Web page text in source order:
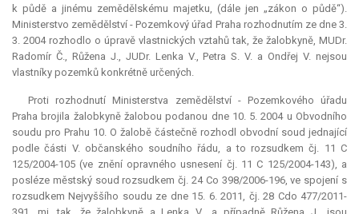
k půdě a jinému zemědělskému majetku, (dále jen „zákon o půdě“).
Ministerstvo zemědělství - Pozemkový úřad Praha rozhodnutím ze dne 3.
3. 2004 rozhodlo o úpravě vlastnických vztahů tak, že žalobkyně, MUDr.
Radomír Č., Růžena J., JUDr. Lenka V., Petra S. V. a Ondřej V. nejsou
vlastníky pozemků konkrétně určených.
Proti rozhodnutí Ministerstva zemědělství - Pozemkového úřadu
Praha brojila žalobkyně žalobou podanou dne 10. 5. 2004 u Obvodního
soudu pro Prahu 10. O žalobě částečně rozhodl obvodní soud jednající
podle části V. občanského soudního řádu, a to rozsudkem čj. 11 C
125/2004-105 (ve znění opravného usnesení čj. 11 C 125/2004-143), a
posléze městský soud rozsudkem čj. 24 Co 398/2006-196, ve spojení s
rozsudkem Nejvyššího soudu ze dne 15. 6. 2011, čj. 28 Cdo 477/2011-